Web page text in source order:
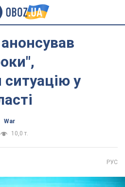
у
War
10,0 т.
РУС